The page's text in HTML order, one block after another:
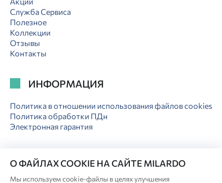
Служба Сервиса
Полезное
Коллекции
Отзывы
Контакты
ИНФОРМАЦИЯ
Политика в отношении использования файлов cookies
Политика обработки ПДн
Электронная гарантия
© Milardo
О ФАЙЛАХ COOKIE НА САЙТЕ MILARDO
Мы используем cookie-файлы в целях улучшения